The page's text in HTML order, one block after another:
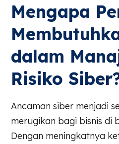
Mengapa
dalam
Risiko
Ancaman siber menjadi
merugikan bagi bisnis di
Dengan meningkatnya